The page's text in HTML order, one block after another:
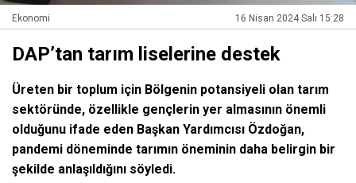
Ekonomi 16 Nisan 2024 Salı 15:28
DAP’tan tarım liselerine destek
Üreten bir toplum için Bölgenin potansiyeli olan tarım
sektöründe, özellikle gençlerin yer almasının önemli
olduğunu ifade eden Başkan Yardımcısı Özdoğan,
pandemi döneminde tarımın öneminin daha belirgin bir
şekilde anlaşıldığını söyledi.